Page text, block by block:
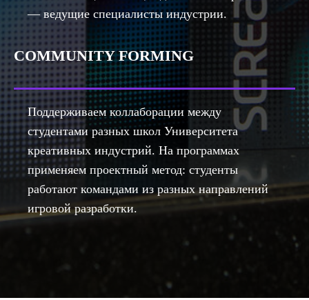
— ведущие специалисты индустрии.
COMMUNITY FORMING
Поддерживаем коллаборации между
студентами разных школ Университета
креативных индустрий. На программах
применяем проектный метод: студенты
работают командами из разных направлений
игровой разработки.